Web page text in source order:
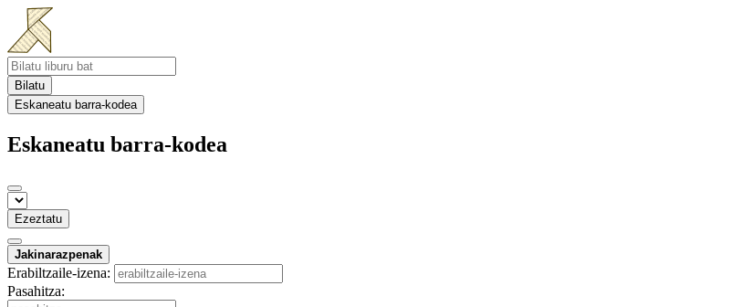
Bilatu
Eskaneatu barra-kodea
Eskaneatu barra-kodea
Ezeztatu
Jakinarazpenak
Erabiltzaile-izena:
Pasahitza: